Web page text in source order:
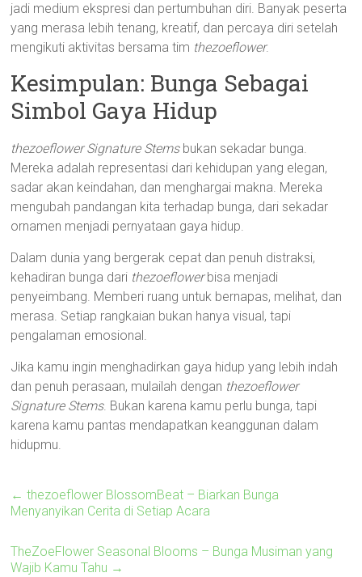
jadi medium ekspresi dan pertumbuhan diri. Banyak peserta
yang merasa lebih tenang, kreatif, dan percaya diri setelah
mengikuti aktivitas bersama tim thezoeflower.
Kesimpulan: Bunga Sebagai
Simbol Gaya Hidup
thezoeflower Signature Stemsbukan sekadar bunga.
Mereka adalah representasi dari kehidupan yang elegan,
sadar akan keindahan, dan menghargai makna. Mereka
mengubah pandangan kita terhadap bunga, dari sekadar
ornamen menjadi pernyataan gaya hidup.
Dalam dunia yang bergerak cepat dan penuh distraksi,
kehadiran bunga dari thezoeflowerbisa menjadi
penyeimbang. Memberi ruang untuk bernapas, melihat, dan
merasa. Setiap rangkaian bukan hanya visual, tapi
pengalaman emosional.
Jika kamu ingin menghadirkan gaya hidup yang lebih indah
dan penuh perasaan, mulailah dengan thezoeflower
Signature Stems. Bukan karena kamu perlu bunga, tapi
karena kamu pantas mendapatkan keanggunan dalam
hidupmu.
← thezoeflower BlossomBeat – Biarkan Bunga
Menyanyikan Cerita di Setiap Acara
TheZoeFlower Seasonal Blooms – Bunga Musiman yang
Wajib Kamu Tahu →